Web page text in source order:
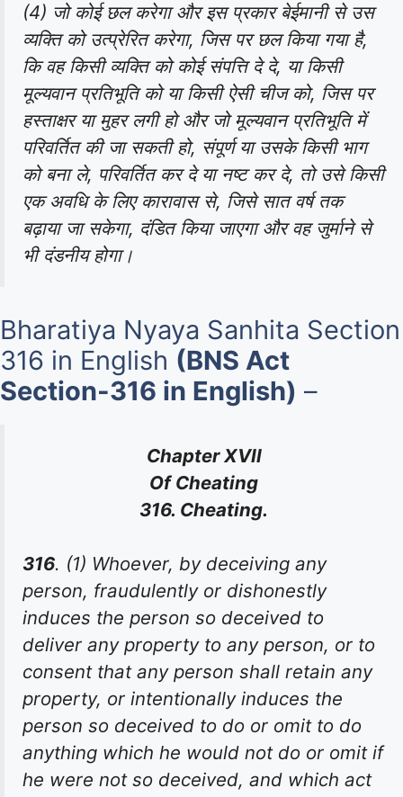
(4) जो कोई छल करेगा और इस प्रकार बेईमानी से उस
व्यक्ति को उत्प्रेरित करेगा, जिस पर छल किया गया है,
कि वह किसी व्यक्ति को कोई संपत्ति दे दे, या किसी
मूल्यवान प्रतिभूति को या किसी ऐसी चीज को, जिस पर
हस्ताक्षर या मुहर लगी हो और जो मूल्यवान प्रतिभूति में
परिवर्तित की जा सकती हो, संपूर्ण या उसके किसी भाग
को बना ले, परिवर्तित कर दे या नष्ट कर दे, तो उसे किसी
एक अवधि के लिए कारावास से, जिसे सात वर्ष तक
बढ़ाया जा सकेगा, दंडित किया जाएगा और वह जुर्माने से
भी दंडनीय होगा।
Bharatiya Nyaya Sanhita Section
316 in English (BNS Act
Section-316 in English) –
Chapter XVII
Of Cheating
316. Cheating.
316. (1) Whoever, by deceiving any
person, fraudulently or dishonestly
induces the person so deceived to
deliver any property to any person, or to
consent that any person shall retain any
property, or intentionally induces the
person so deceived to do or omit to do
anything which he would not do or omit if
he were not so deceived, and which act